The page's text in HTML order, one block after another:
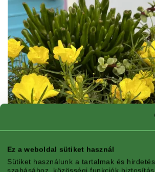
Ez a weboldal sütiket használ
Sütiket használunk a tartalmak és
szabásához, közösségi funkciók